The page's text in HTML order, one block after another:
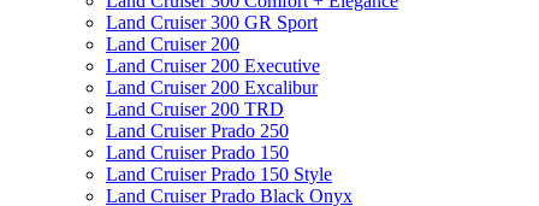
Land Cruiser 300 GR Sport
Land Cruiser 200
Land Cruiser 200 Executive
Land Cruiser 200 Excalibur
Land Cruiser 200 TRD
Land Cruiser Prado 250
Land Cruiser Prado 150
Land Cruiser Prado 150 Style
Land Cruiser Prado Black Onyx